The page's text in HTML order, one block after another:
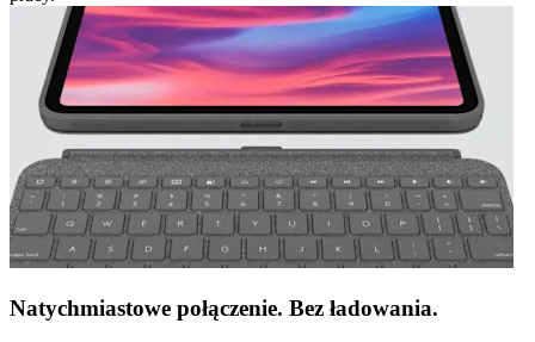
Natychmiastowe połączenie. Bez ładowania.